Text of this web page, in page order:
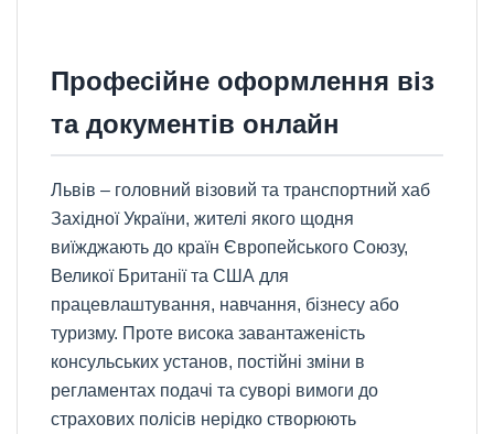
Професійне оформлення віз
та документів онлайн
Львів – головний візовий та транспортний хаб
Західної України, жителі якого щодня
виїжджають до країн Європейського Союзу,
Великої Британії та США для
працевлаштування, навчання, бізнесу або
туризму. Проте висока завантаженість
консульських установ, постійні зміни в
регламентах подачі та суворі вимоги до
страхових полісів нерідко створюють